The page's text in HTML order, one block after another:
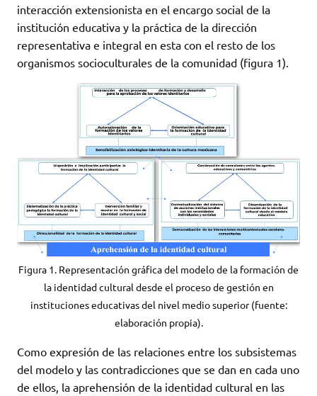
interacción extensionista en el encargo social de la
institución educativa y la práctica de la dirección
representativa e integral en esta con el resto de los
organismos socioculturales de la comunidad (figura 1).
Figura 1. Representación gráfica del modelo de la formación de
la identidad cultural desde el proceso de gestión en
instituciones educativas del nivel medio superior (fuente:
elaboración propia).
Como expresión de las relaciones entre los subsistemas
del modelo y las contradicciones que se dan en cada uno
de ellos, la aprehensión de la identidad cultural en las